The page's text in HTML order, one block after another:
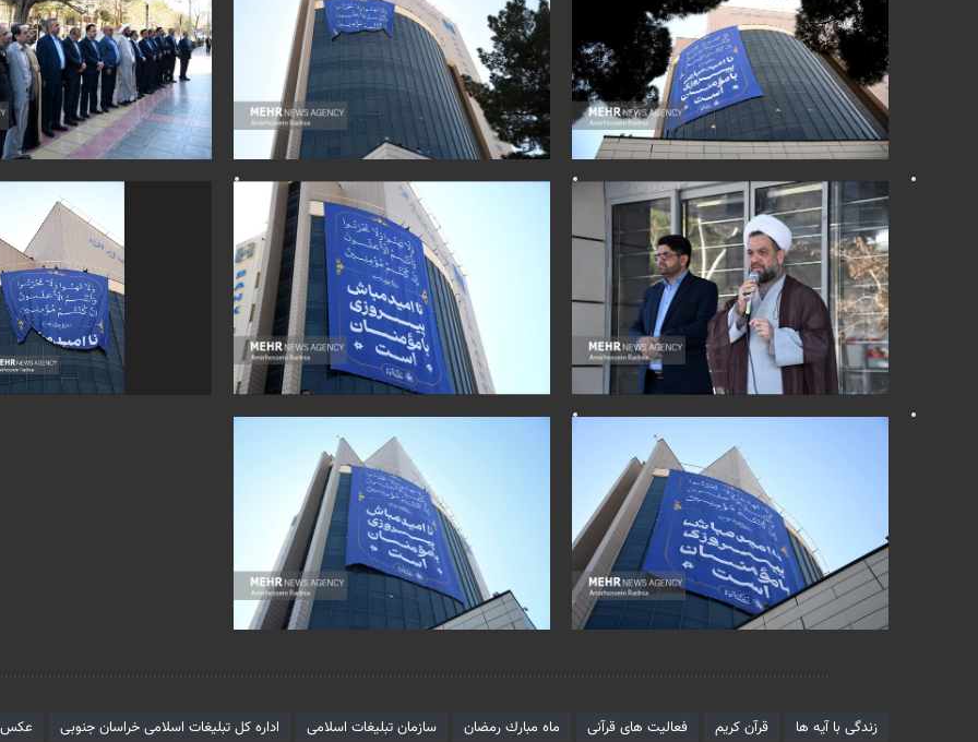
زندگی با آیه ها قرآن کریم فعالیت های قرآنی ماه مبارك رمضان سازمان تبلیغات اسلامی اداره کل تبلیغات اسلامی خراسان جنوبی عکس